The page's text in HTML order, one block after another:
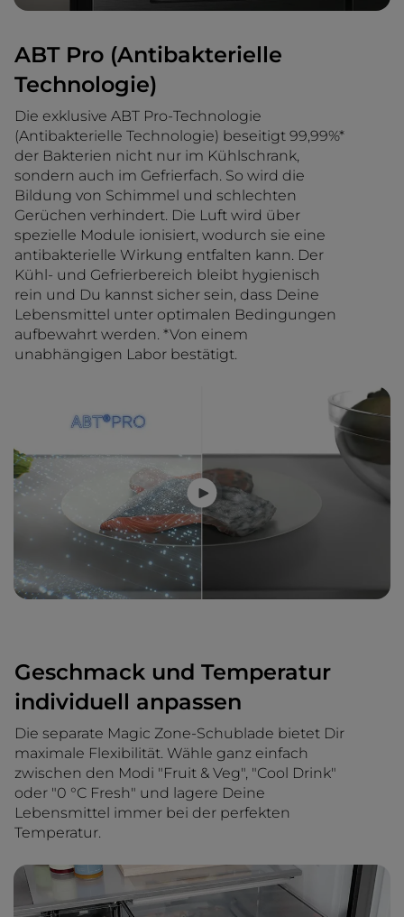
ABT Pro (Antibakterielle
Technologie)
Die exklusive ABT Pro-Technologie
(Antibakterielle Technologie) beseitigt 99,99%*
der Bakterien nicht nur im Kühlschrank,
sondern auch im Gefrierfach. So wird die
Bildung von Schimmel und schlechten
Gerüchen verhindert. Die Luft wird über
spezielle Module ionisiert, wodurch sie eine
antibakterielle Wirkung entfalten kann. Der
Kühl- und Gefrierbereich bleibt hygienisch
rein und Du kannst sicher sein, dass Deine
Lebensmittel unter optimalen Bedingungen
aufbewahrt werden. *Von einem
unabhängigen Labor bestätigt.
Geschmack und Temperatur
individuell anpassen
Die separate Magic Zone-Schublade bietet Dir
maximale Flexibilität. Wähle ganz einfach
zwischen den Modi "Fruit & Veg", "Cool Drink"
oder "0 °C Fresh" und lagere Deine
Lebensmittel immer bei der perfekten
Temperatur.